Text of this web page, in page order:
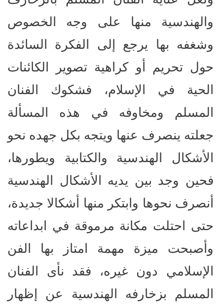
والهندسية منها على وجه الخصوص
وشغفه بها يرجع إلى الفكرة السائدة
حول تحريم أو كراهية تصوير الكائنات
الحية في الإسلام، فشكوك الفنان
المسلم ومخاوفه في هذه المسألة
جعلته ينصرف عنها ويتجه بكل جهده نحو
الأشكال الهندسية والكتابية ويطورها،
فحين وجد بين يديه الأشكال الهندسية
أنصرف نحوها وابتكر منها أشكالا جديدة،
حتى احتلت مكانة مرموقة في ابداعاته
وأصبحت ميزة مهمة امتاز بها الفن
الإسلامي دون غيره، فقد نأى الفنان
المسلم بزخارفه الهندسية عن إظهار